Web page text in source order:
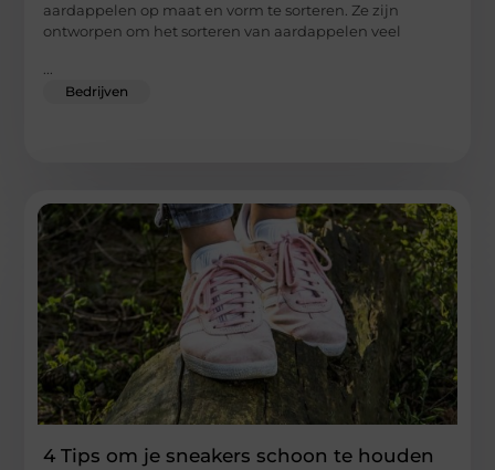
aardappelen op maat en vorm te sorteren. Ze zijn
ontworpen om het sorteren van aardappelen veel
Bedrijven
4 Tips om je sneakers schoon te houden